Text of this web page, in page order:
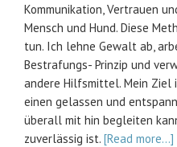
Kommunikation, Vertrauen
Mensch und Hund. Diese
tun. Ich lehne Gewalt ab,
Bestrafungs- Prinzip und
andere Hilfsmittel. Mein Ziel
einen gelassen und
überall mit hin begleiten
zuverlässig ist. [Read more…]